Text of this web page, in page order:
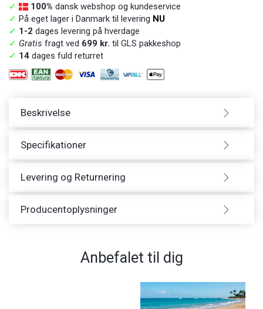
✓ 100% dansk webshop og kundeservice
✓ På eget lager i Danmark til levering NU
✓ 1-2 dages levering på hverdage
✓ Gratis fragt ved 699 kr. til GLS pakkeshop
✓ 14 dages fuld returret
Beskrivelse
Specifikationer
Levering og Returnering
Producentoplysninger
Anbefalet til dig